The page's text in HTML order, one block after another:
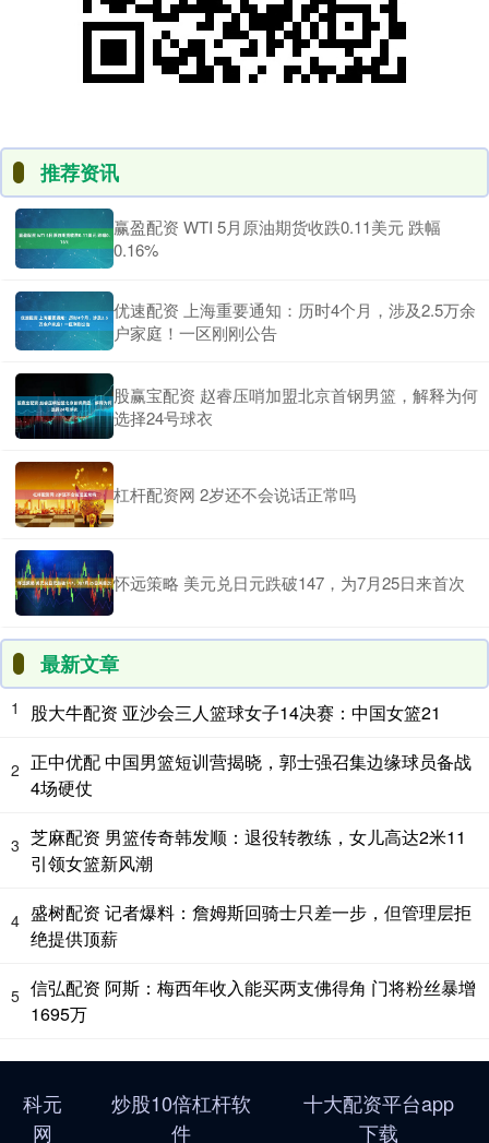
推荐资讯
赢盈配资 WTI 5月原油期货收跌0.11美元 跌幅
0.16%
优速配资 上海重要通知：历时4个月，涉及2.5万余
户家庭！一区刚刚公告
股赢宝配资 赵睿压哨加盟北京首钢男篮，解释为何
选择24号球衣
杠杆配资网 2岁还不会说话正常吗
怀远策略 美元兑日元跌破147，为7月25日来首次
最新文章
1 股大牛配资 亚沙会三人篮球女子14决赛：中国女篮21
2 正中优配 中国男篮短训营揭晓，郭士强召集边缘球员备战
4场硬仗
3 芝麻配资 男篮传奇韩发顺：退役转教练，女儿高达2米11
引领女篮新风潮
4 盛树配资 记者爆料：詹姆斯回骑士只差一步，但管理层拒
绝提供顶薪
5 信弘配资 阿斯：梅西年收入能买两支佛得角 门将粉丝暴增
1695万
科元
网
炒股10倍杠杆软
件
十大配资平台app
下载